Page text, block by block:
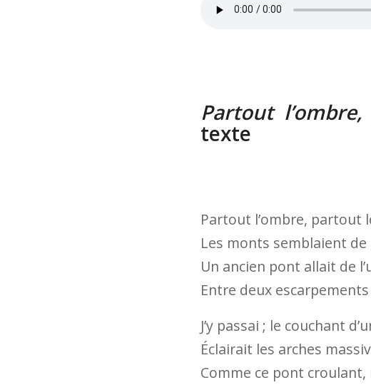
Partout
texte
Partout l’ombre, partout
Les monts semblaient
Un ancien pont allait de
Entre deux
J’y passai ; le couchant
Éclairait les arches
Comme ce pont croulant,